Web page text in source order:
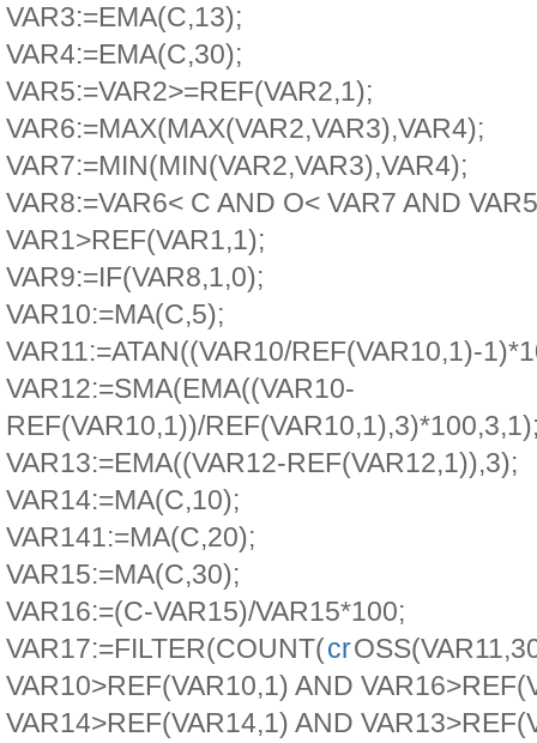
VAR3:=EMA(C,13);
VAR4:=EMA(C,30);
VAR5:=VAR2>=REF(VAR2,1);
VAR6:=MAX(MAX(VAR2,VAR3),VAR4);
VAR7:=MIN(MIN(VAR2,VAR3),VAR4);
VAR8:=VAR6< C AND O< VAR7 AND
VAR1>REF(VAR1,1);
VAR9:=IF(VAR8,1,0);
VAR10:=MA(C,5);
VAR11:=ATAN((VAR10/REF(VAR10,1)-
VAR12:=SMA(EMA((VAR10-
REF(VAR10,1))/
VAR13:=EMA((VAR12-REF(VAR12,1)),3);
VAR14:=MA(C,10);
VAR141:=MA(C,20);
VAR15:=MA(C,30);
VAR16:=(C-VAR15)/VAR15*100;
VAR17:=FILTER(COUNT(cr
VAR10>REF(VAR10,1) AND
VAR14>REF(VAR14,1) AND